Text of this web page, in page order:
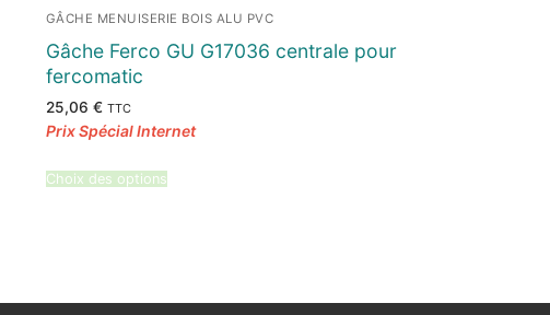
GÂCHE MENUISERIE BOIS ALU PVC
Gâche Ferco GU G17036 centrale pour
fercomatic
25,06 € TTC
Choix des options